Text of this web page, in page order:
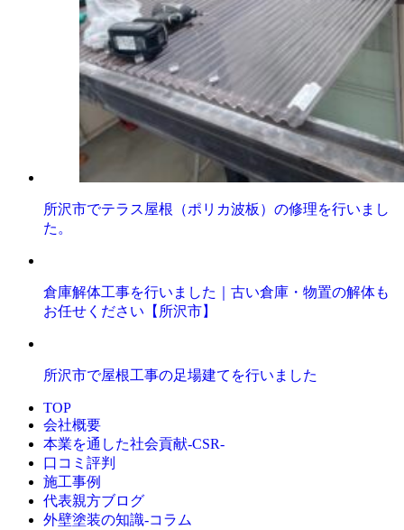
所沢市でテラス屋根（ポリカ波板）の修理を行いまし
た。
倉庫解体工事を行いました｜古い倉庫・物置の解体も
お任せください【所沢市】
所沢市で屋根工事の足場建てを行いました
TOP
会社概要
本業を通した社会貢献-CSR-
口コミ評判
施工事例
代表親方ブログ
外壁塗装の知識‐コラム